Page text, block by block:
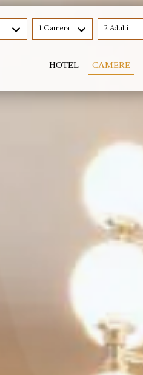
HOTEL CAMERE
1 Camera 2 Adulti